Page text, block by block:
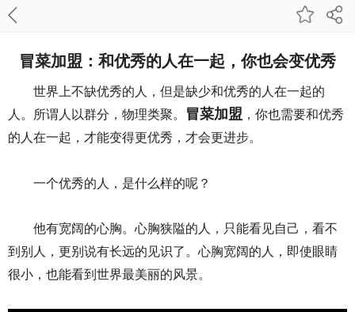
冒菜加盟：和优秀的人在一起，你也会变优秀
世界上不缺优秀的人，但是缺少和优秀的人在一起的
人。所谓人以群分，物理类聚。
冒菜加盟 ，你也需要和优秀
的人在一起，才能变得更优秀，才会更进步。
一个优秀的人，是什么样的呢？
他有宽阔的心胸。心胸狭隘的人，只能看见自己，看不
到别人，更别说有长远的见识了。心胸宽阔的人，即使眼睛
很小，也能看到世界最美丽的风景。